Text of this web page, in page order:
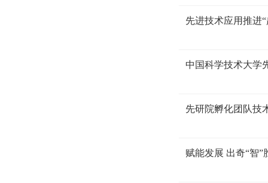
先进技术应用推进
中国科学技术大学
先研院孵化团队技
赋能发展 出奇“智